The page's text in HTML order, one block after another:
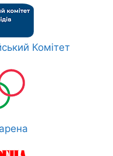
Комітет